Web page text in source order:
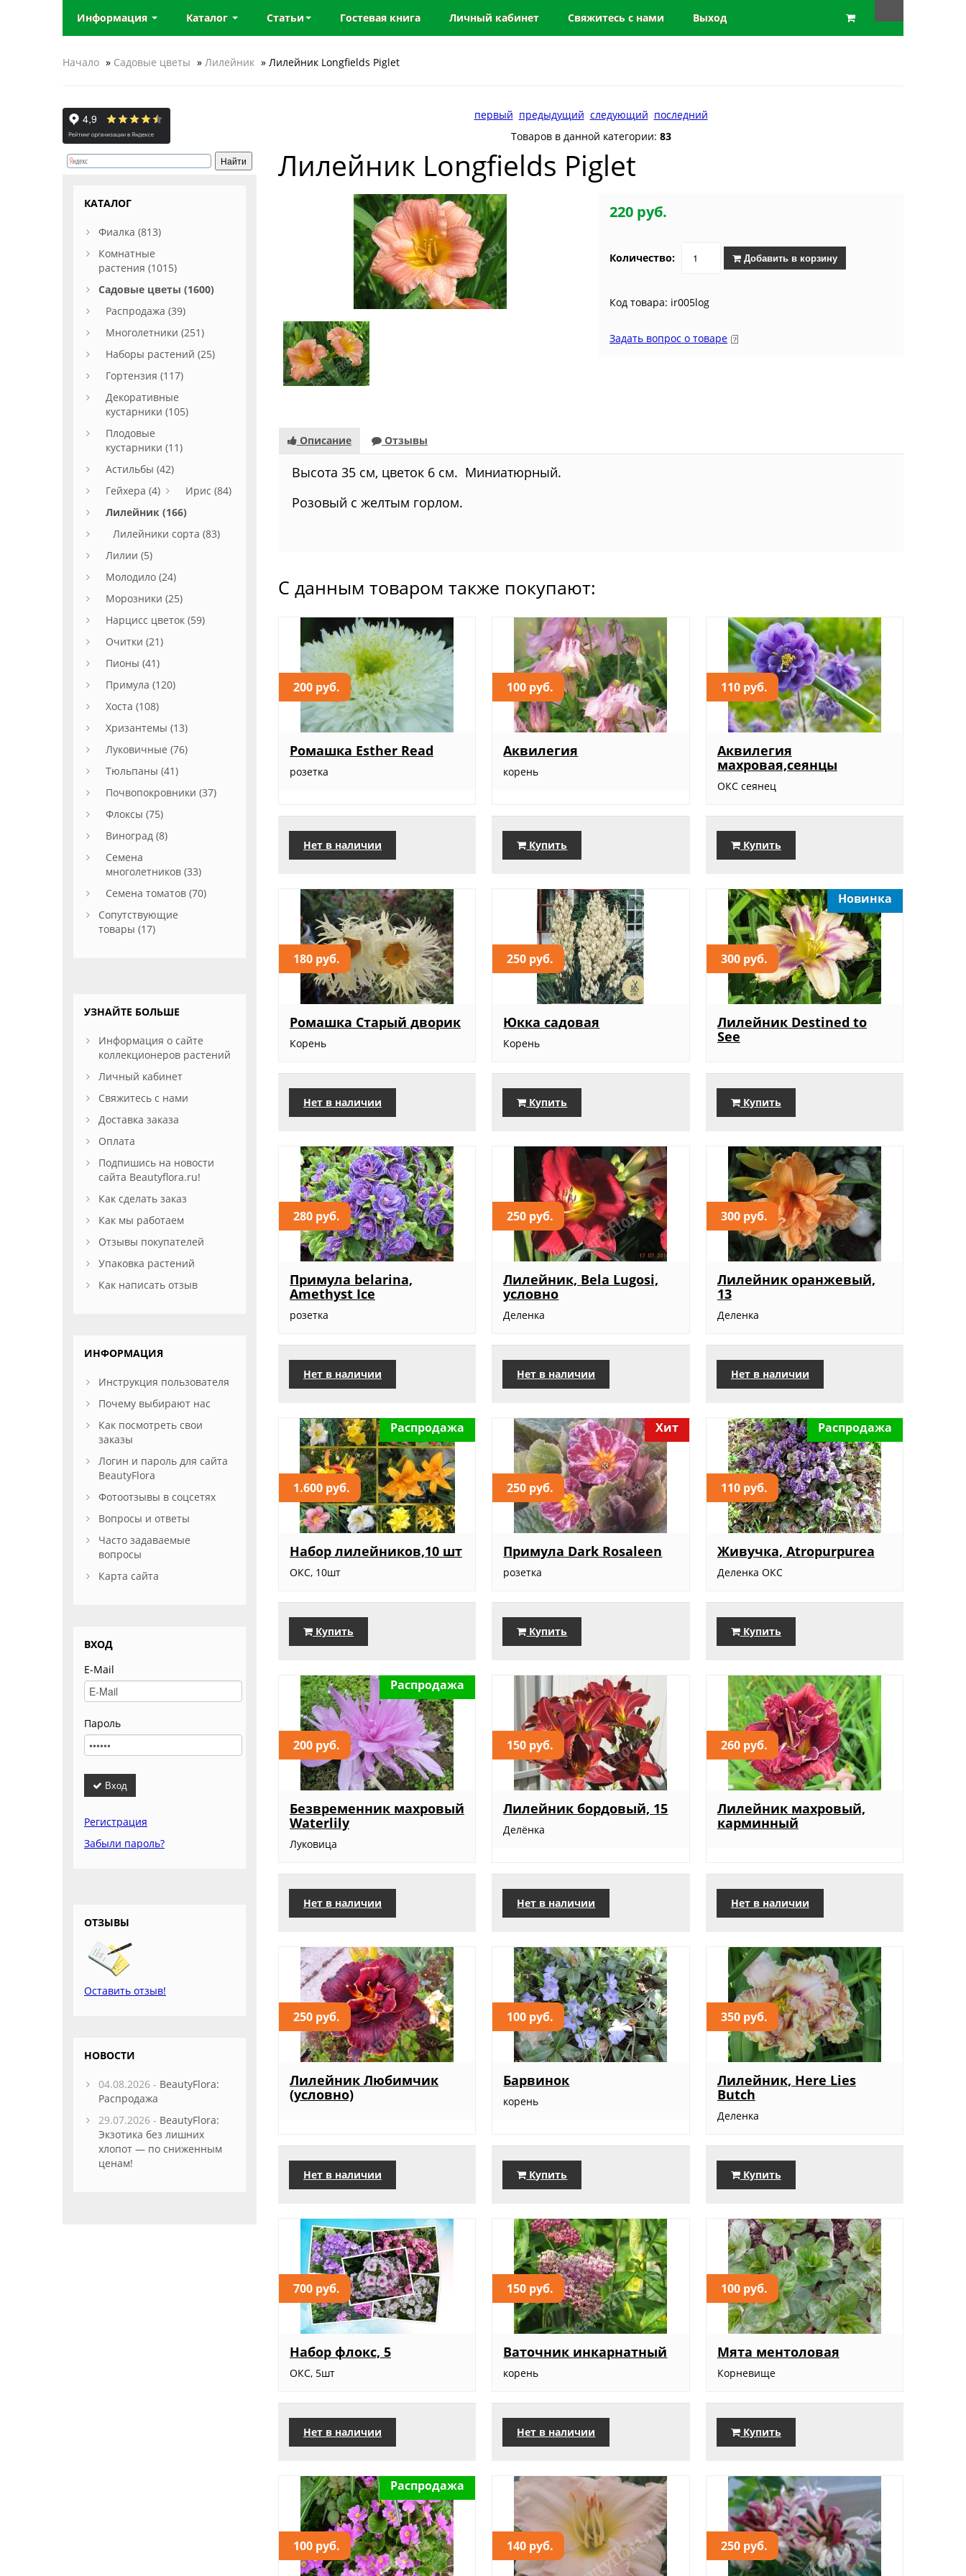
Информация Каталог Статьи Гостевая книга Личный кабинет Свяжитесь с нами Выход
Начало » Садовые цветы » Лилейник » Лилейник Longfields Piglet
первый предыдущий следующий последний
Товаров в данной категории: 83
Лилейник Longfields Piglet
220 руб.
Количество: Добавить в корзину
Код товара: ir005log
Задать вопрос о товаре
Описание Отзывы
Высота 35 см, цветок 6 см. Миниатюрный.
Розовый с желтым горлом.
С данным товаром также покупают:
200 руб.
Ромашка Esther Read
розетка
Нет в наличии
100 руб.
Аквилегия
корень
Купить
110 руб.
Аквилегия
махровая,сеянцы
ОКС сеянец
Купить
180 руб.
Ромашка Старый дворик
Корень
Нет в наличии
250 руб.
Юкка садовая
Корень
Купить
300 руб.
Новинка
Лилейник Destined to
See
Купить
280 руб.
Примула belarina,
Amethyst Ice
розетка
Нет в наличии
250 руб.
Лилейник, Bela Lugosi,
условно
Деленка
Нет в наличии
300 руб.
Лилейник оранжевый,
13
Деленка
Нет в наличии
1.600 руб.
Распродажа
Набор лилейников,10 шт
ОКС, 10шт
Купить
250 руб.
Хит
Примула Dark Rosaleen
розетка
Купить
110 руб.
Распродажа
Живучка, Atropurpurea
Деленка ОКС
Купить
200 руб.
Распродажа
Безвременник махровый
Waterlily
Луковица
Нет в наличии
150 руб.
Лилейник бордовый, 15
Делёнка
Нет в наличии
260 руб.
Лилейник махровый,
карминный
Нет в наличии
250 руб.
Лилейник Любимчик
(условно)
Нет в наличии
100 руб.
Барвинок
корень
Купить
350 руб.
Лилейник, Here Lies
Butch
Деленка
Купить
700 руб.
Набор флокс, 5
ОКС, 5шт
Нет в наличии
150 руб.
Ваточник инкарнатный
корень
Нет в наличии
100 руб.
Мята ментоловая
Корневище
Купить
100 руб.
Распродажа
140 руб. 250 руб.
КАТАЛОГ
Фиалка (813)
Комнатные
растения (1015)
Садовые цветы (1600)
Распродажа (39)
Многолетники (251)
Наборы растений (25)
Гортензия (117)
Декоративные
кустарники (105)
Плодовые
кустарники (11)
Астильбы (42)
Гейхера (4)
Ирис (84)
Лилейник (166)
Лилейники сорта (83)
Лилии (5)
Молодило (24)
Морозники (25)
Нарцисс цветок (59)
Очитки (21)
Пионы (41)
Примула (120)
Хоста (108)
Хризантемы (13)
Луковичные (76)
Тюльпаны (41)
Почвопокровники (37)
Флоксы (75)
Виноград (8)
Семена
многолетников (33)
Семена томатов (70)
Сопутствующие
товары (17)
УЗНАЙТЕ БОЛЬШЕ
Информация о сайте
коллекционеров растений
Личный кабинет
Свяжитесь с нами
Доставка заказа
Оплата
Подпишись на новости
сайта Beautyflora.ru!
Как сделать заказ
Как мы работаем
Отзывы покупателей
Упаковка растений
Как написать отзыв
ИНФОРМАЦИЯ
Инструкция пользователя
Почему выбирают нас
Как посмотреть свои
заказы
Логин и пароль для сайта
BeautyFlora
Фотоотзывы в соцсетях
Вопросы и ответы
Часто задаваемые
вопросы
Карта сайта
ВХОД
E-Mail
Пароль
Вход
Регистрация
Забыли пароль?
ОТЗЫВЫ
Оставить отзыв!
НОВОСТИ
04.08.2026 - BeautyFlora:
Распродажа
29.07.2026 - BeautyFlora:
Экзотика без лишних
хлопот — по сниженным
ценам!